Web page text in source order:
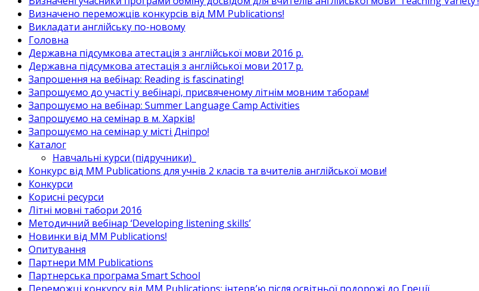
Визначено переможців конкурсів від MM Publications!
Викладати англійську по-новому
Головна
Державна підсумкова атестація з англійської мови 2016 р.
Державна підсумкова атестація з англійської мови 2017 р.
Запрошення на вебінар: Reading is fascinating!
Запрошуємо до участі у вебінарі, присвяченому літнім мовним таборам!
Запрошуємо на вебінар: Summer Language Camp Activities
Запрошуємо на семінар в м. Харків!
Запрошуємо на семінар у місті Дніпро!
Каталог
Навчальні курси (підручники)_
Конкурс від MM Publications для учнів 2 класів та вчителів англійської мови!
Конкурси
Корисні ресурси
Літні мовні табори 2016
Методичний вебінар ‘Developing listening skills’
Новинки від MM Publications!
Опитування
Партнери MM Publications
Партнерська програма Smart School